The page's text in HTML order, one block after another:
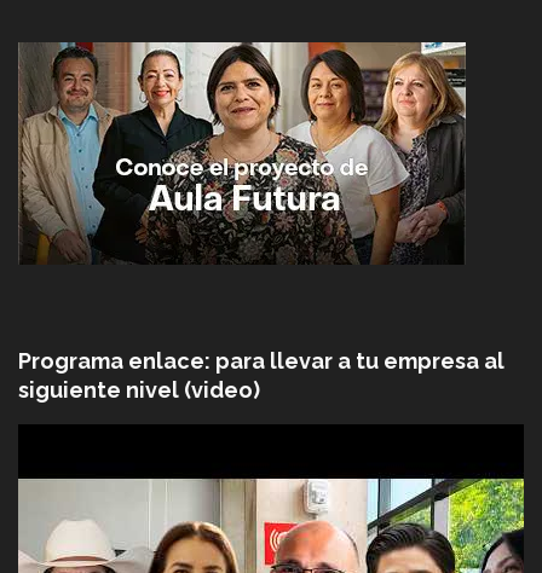
Programa enlace: para llevar a tu empresa al
siguiente nivel (video)